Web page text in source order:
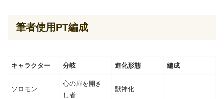
筆者使用PT編成
キャラクター 分岐 進化形態 編成
ソロモン
心の扉を開き
し者
獣神化